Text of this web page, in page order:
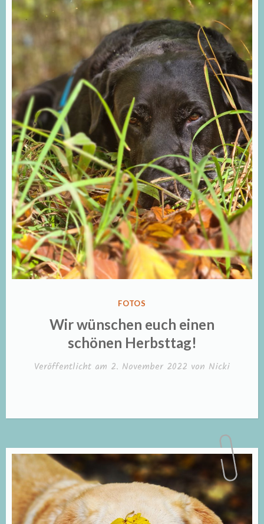
VERÖFFENTLICHT
IN
FOTOS
Wir wünschen euch einen
schönen Herbsttag!
Veröffentlicht am 2. November 2022 von Nicki